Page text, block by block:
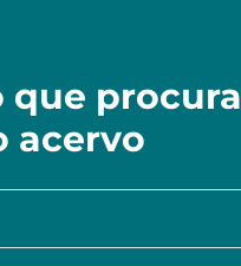
que
acervo